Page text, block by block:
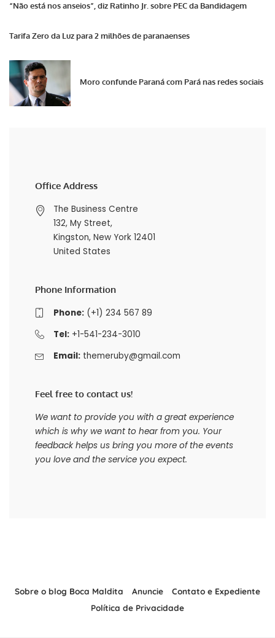
“Não está nos anseios”, diz Ratinho Jr. sobre PEC da Bandidagem
Tarifa Zero da Luz para 2 milhões de paranaenses
Moro confunde Paraná com Pará nas redes sociais
Office Address
The Business Centre
132, My Street,
Kingston, New York 12401
United States
Phone Information
Phone:(+1) 234 567 89
Tel:+1-541-234-3010
Email: themeruby@gmail.com
Feel free to contact us!
We want to provide you with a great experience
which is why we want to hear from you. Your
feedback helps us bring you more of the events
you love and the service you expect.
Sobre o blog Boca Maldita Anuncie
Contato e Expediente
Política de Privacidade